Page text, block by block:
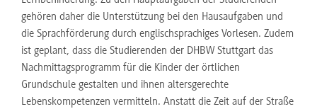
gehören daher die Unterstützung bei den Hausaufgaben und
die Sprachförderung durch englischsprachiges Vorlesen. Zudem
ist geplant, dass die Studierenden der DHBW Stuttgart das
Nachmittagsprogramm für die Kinder der örtlichen
Grundschule gestalten und ihnen altersgerechte
Lebenskompetenzen vermitteln. Anstatt die Zeit auf der Straße